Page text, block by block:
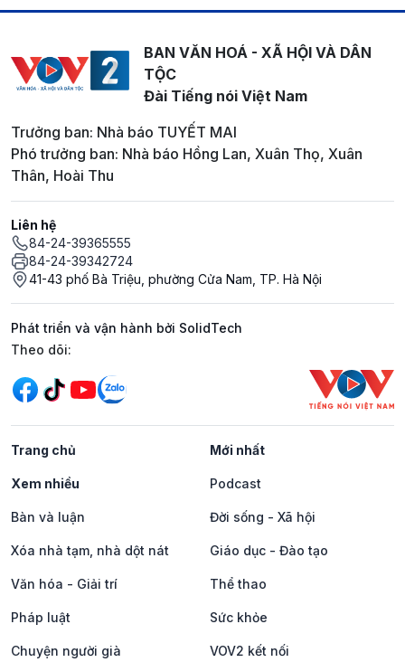
BAN VĂN HOÁ - XÃ HỘI VÀ DÂN
TỘC
Đài Tiếng nói Việt Nam
Trưởng ban: Nhà báo TUYẾT MAI
Phó trưởng ban: Nhà báo Hồng Lan, Xuân Thọ, Xuân
Thân, Hoài Thu
Liên hệ
84-24-39365555
84-24-39342724
41-43 phố Bà Triệu, phường Cửa Nam, TP. Hà Nội
Phát triển và vận hành bởi SolidTech
Mạng xã hội
Theo dõi:
Trang chủ Mới nhất
Xem nhiều Podcast
Bàn và luận Đời sống - Xã hội
Xóa nhà tạm, nhà dột nát Giáo dục - Đào tạo
Văn hóa - Giải trí Thể thao
Pháp luật Sức khỏe
Chuyện người già VOV2 kết nối